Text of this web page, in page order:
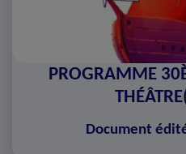
PROGRAMME
Document